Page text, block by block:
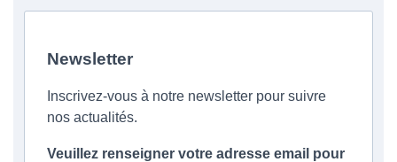
Newsletter
Inscrivez-vous à notre newsletter pour suivre
nos actualités.
Veuillez renseigner votre adresse email pour